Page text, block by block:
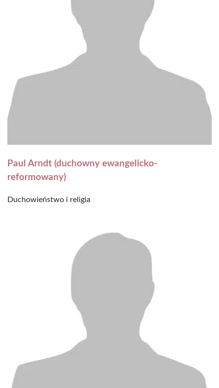
Paul Arndt (duchowny ewangelicko-
reformowany)
Duchowieństwo i religia